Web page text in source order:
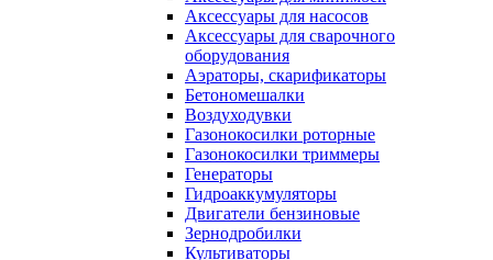
Аксессуары для насосов
Аксессуары для сварочного
оборудования
Аэраторы, скарификаторы
Бетономешалки
Воздуходувки
Газонокосилки роторные
Газонокосилки триммеры
Генераторы
Гидроаккумуляторы
Двигатели бензиновые
Зернодробилки
Культиваторы